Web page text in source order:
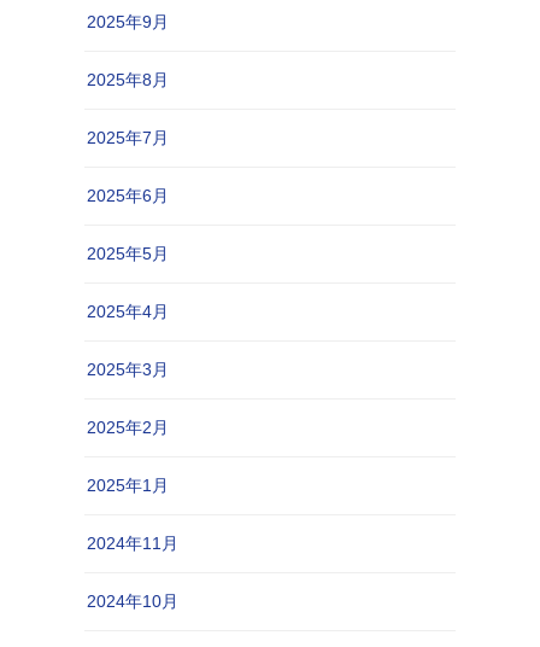
2025年9月
2025年8月
2025年7月
2025年6月
2025年5月
2025年4月
2025年3月
2025年2月
2025年1月
2024年11月
2024年10月